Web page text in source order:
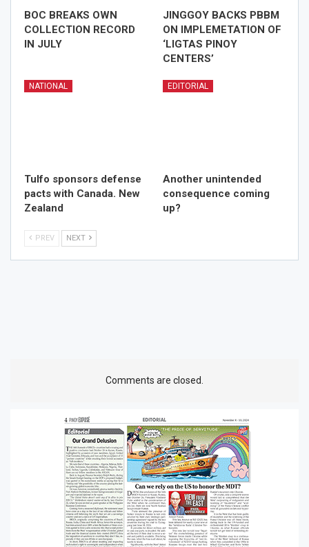
BOC BREAKS OWN
COLLECTION RECORD
IN JULY
JINGGOY BACKS PBBM
ON IMPLEMETATION OF
‘LIGTAS PINOY
CENTERS’
NATIONAL
Tulfo sponsors defense
pacts with Canada. New
Zealand
EDITORIAL
Another unintended
consequence coming
up?
PREV NEXT
Comments are closed.